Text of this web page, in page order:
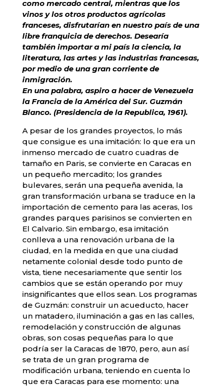
como mercado central, mientras que los
vinos y los otros productos agrícolas
franceses, disfrutarían en nuestro país de una
libre franquicia de derechos. Desearía
también importar a mi país la ciencia, la
literatura, las artes y las industrias francesas,
por medio de una gran corriente de
inmigración.
En una palabra, aspiro a hacer de Venezuela
la Francia de la América del Sur. Guzmán
Blanco. (Presidencia de la Republica, 1961).
A pesar de los grandes proyectos, lo más
que consigue es una imitación: lo que era un
inmenso mercado de cuatro cuadras de
tamaño en Paris, se convierte en Caracas en
un pequeño mercadito; los grandes
bulevares, serán una pequeña avenida, la
gran transformación urbana se traduce en la
importación de cemento para las aceras, los
grandes parques parisinos se convierten en
El Calvario. Sin embargo, esa imitación
conlleva a una renovación urbana de la
ciudad, en la medida en que una ciudad
netamente colonial desde todo punto de
vista, tiene necesariamente que sentir los
cambios que se están operando por muy
insignificantes que ellos sean. Los programas
de Guzmán: construir un acueducto, hacer
un matadero, iluminación a gas en las calles,
remodelación y construcción de algunas
obras, son cosas pequeñas para lo que
podría ser la Caracas de 1870, pero, aun así
se trata de un gran programa de
modificación urbana, teniendo en cuenta lo
que era Caracas para ese momento: una